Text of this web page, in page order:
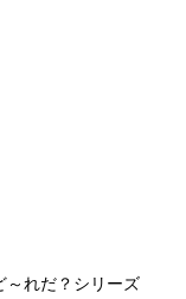
れだ？シリーズ